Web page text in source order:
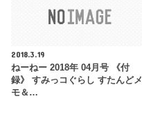
2018.3.19
ねーねー 2018年 04月号 《付
録》 すみっコぐらし すたんどメ
モ＆…